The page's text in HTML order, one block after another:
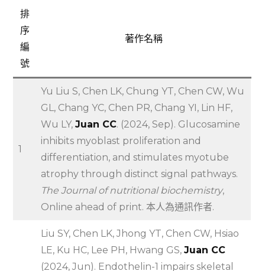
排
序
編
號
著作名稱
1
Yu Liu S, Chen LK, Chung YT, Chen CW, Wu
GL, Chang YC, Chen PR, Chang YI, Lin HF,
Wu LY,Juan CC. (2024, Sep). Glucosamine
inhibits myoblast proliferation and
differentiation, and stimulates myotube
atrophy through distinct signal pathways.
The Journal of nutritional biochemistry,
Online ahead of print. 本人為通訊作者.
Liu SY, Chen LK, Jhong YT, Chen CW, Hsiao
LE, Ku HC, Lee PH, Hwang GS,Juan CC
(2024, Jun). Endothelin-1 impairs skeletal